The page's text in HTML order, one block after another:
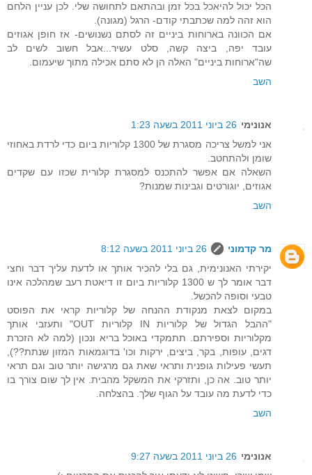
הכל יכול להיאכל בכל זמן ובהתאם לתחושה שלי. לכן עניין הלחם
הוא זהה למה שכתבתי קודם- הרגל (מגונה).
אם הכוונה בארוחות ביניים זה לסתם נשנושים- אז חופן אגוזים
עובד יפה, ביצה קשה, סלט עשיר...אבל חשוב לשים לב
שה"ארוחות ביניים" האלה הן לא סתם אכילה מתוך שיעמום.
השב
אנונימי 26 ביוני 2011 בשעה 1:23
אני למשל צריכה מסגרת של 1300 קלוריות ביום כדי לרדת באחוזי
שומן ולהתחטב.
השאלה אם אפשר להתכנס למסגרת קלורית שכזו עם שקדים
אגוזים, יוגורטים וגבינות שמנות?
השב
מר קדמוני
26 ביוני 2011 בשעה 8:12
יקירתי האנונימית, גם בלי להכיר אותך או לדעת עליך דבר וחצי
דבר אומר לך ש 1300 קלוריות ביום זו דיאטת רעב שמהלכה אינו
טבעי וסופה להכשל.
במקום לצאת מנקודת ההנחה של קלוריות קראי את הפוסט
"ההבל הגדול של קלוריות IN קלוריות OUT" ותעזבי אותך
מקלוריות וספירתם. תתמקדי באוכל בריא ונכון (למה לא הזכרת
דגים, עופות, בקר, ביצים, ירקות וכו' בדוגמאות המזון שנתת??),
תעשי פעילות גופנית ותראי שאת גם מרגישה יותר טוב וגם תראי
יותר טוב. אה כן, ותזרקי את המשקל מהבית. אין לך שום צורך בו
כדי לדעת מה עובד על הגוף שלך. בהצלחה.
השב
אנונימי 26 ביוני 2011 בשעה 9:27